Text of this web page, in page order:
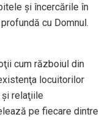
și încercările în
cu Domnul.
cum războiul din
locuitorilor
relaţiile
pe fiecare dintre